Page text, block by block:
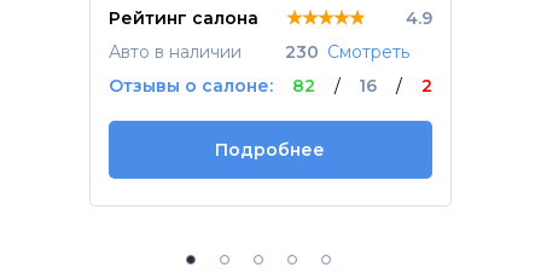
Рейтинг салона ★★★★★
★★★★★
★★★★★
4.9
Авто в наличии
230 Смотреть
Отзывы о салоне:
82 / 16 / 2
Подробнее